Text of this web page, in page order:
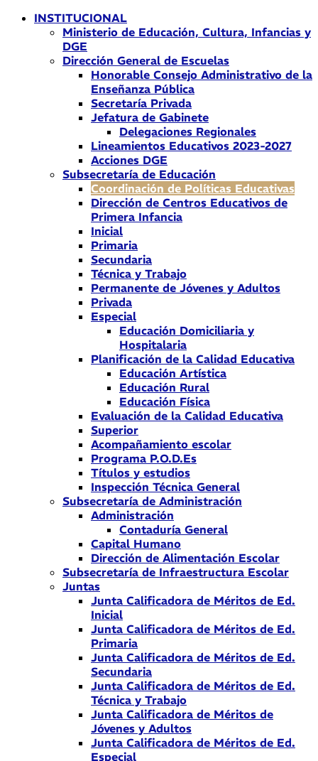
INSTITUCIONAL
Ministerio de Educación, Cultura, Infancias y
DGE
Dirección General de Escuelas
Honorable Consejo Administrativo de la
Enseñanza Pública
Secretaría Privada
Jefatura de Gabinete
Delegaciones Regionales
Lineamientos Educativos 2023-2027
Acciones DGE
Subsecretaría de Educación
Coordinación de Políticas Educativas
Dirección de Centros Educativos de
Primera Infancia
Inicial
Primaria
Secundaria
Técnica y Trabajo
Permanente de Jóvenes y Adultos
Privada
Especial
Educación Domiciliaria y
Hospitalaria
Planificación de la Calidad Educativa
Educación Artística
Educación Rural
Educación Física
Evaluación de la Calidad Educativa
Superior
Acompañamiento escolar
Programa P.O.D.Es
Títulos y estudios
Inspección Técnica General
Subsecretaría de Administración
Administración
Contaduría General
Capital Humano
Dirección de Alimentación Escolar
Subsecretaría de Infraestructura Escolar
Juntas
Junta Calificadora de Méritos de Ed.
Inicial
Junta Calificadora de Méritos de Ed.
Primaria
Junta Calificadora de Méritos de Ed.
Secundaria
Junta Calificadora de Méritos de Ed.
Técnica y Trabajo
Junta Calificadora de Méritos de
Jóvenes y Adultos
Junta Calificadora de Méritos de Ed.
Especial